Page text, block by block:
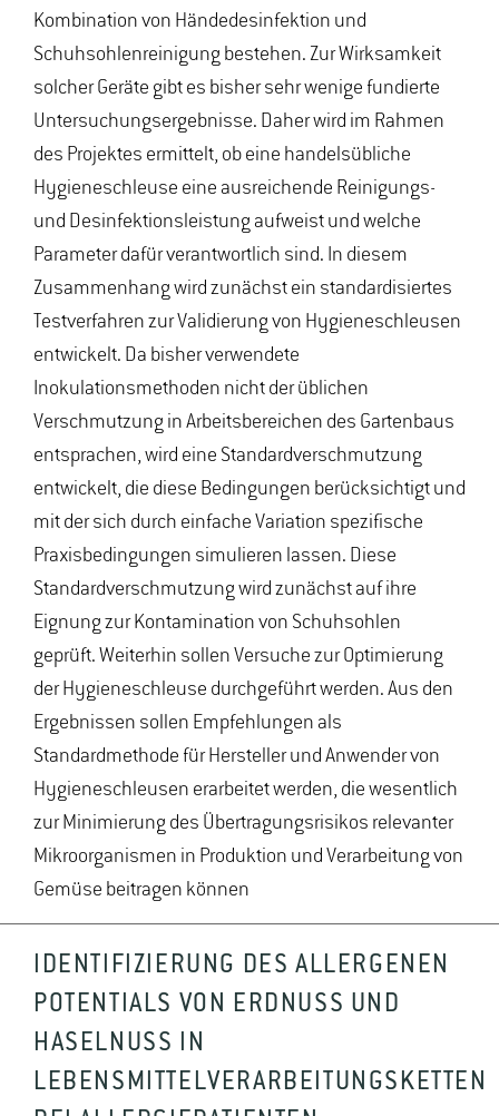
Kombination von Händedesinfektion und
Schuhsohlenreinigung bestehen. Zur Wirksamkeit
solcher Geräte gibt es bisher sehr wenige fundierte
Untersuchungsergebnisse. Daher wird im Rahmen
des Projektes ermittelt, ob eine handelsübliche
Hygieneschleuse eine ausreichende Reinigungs-
und Desinfektionsleistung aufweist und welche
Parameter dafür verantwortlich sind. In diesem
Zusammenhang wird zunächst ein standardisiertes
Testverfahren zur Validierung von Hygieneschleusen
entwickelt. Da bisher verwendete
Inokulationsmethoden nicht der üblichen
Verschmutzung in Arbeitsbereichen des Gartenbaus
entsprachen, wird eine Standardverschmutzung
entwickelt, die diese Bedingungen berücksichtigt und
mit der sich durch einfache Variation spezifische
Praxisbedingungen simulieren lassen. Diese
Standardverschmutzung wird zunächst auf ihre
Eignung zur Kontamination von Schuhsohlen
geprüft. Weiterhin sollen Versuche zur Optimierung
der Hygieneschleuse durchgeführt werden. Aus den
Ergebnissen sollen Empfehlungen als
Standardmethode für Hersteller und Anwender von
Hygieneschleusen erarbeitet werden, die wesentlich
zur Minimierung des Übertragungsrisikos relevanter
Mikroorganismen in Produktion und Verarbeitung von
Gemüse beitragen können
IDENTIFIZIERUNG DES ALLERGENEN
POTENTIALS VON ERDNUSS UND
HASELNUSS IN
LEBENSMITTELVERARBEITUNGSKETTEN